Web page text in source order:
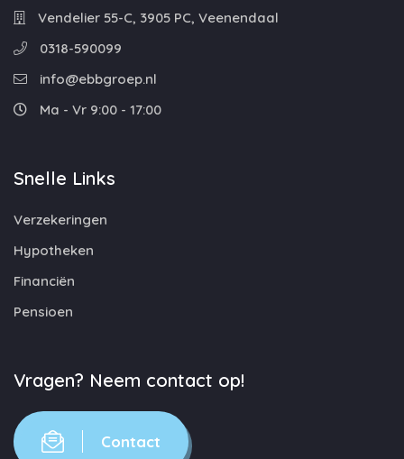
Vendelier 55-C, 3905 PC, Veenendaal
0318-590099
info@ebbgroep.nl
Ma - Vr 9:00 - 17:00
Snelle Links
Verzekeringen
Hypotheken
Financiën
Pensioen
Vragen? Neem contact op!
Contact